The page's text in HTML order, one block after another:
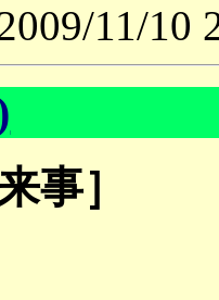
11/10
事］